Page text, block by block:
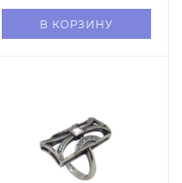
В КОРЗИНУ